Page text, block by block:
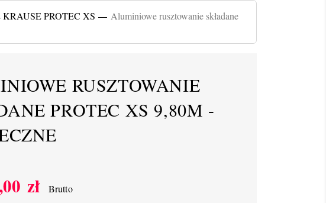
PROTEC XS Aluminiowe rusztowanie składane
RUSZTOWANIE
PROTEC XS 9,80M -
zł Brutto